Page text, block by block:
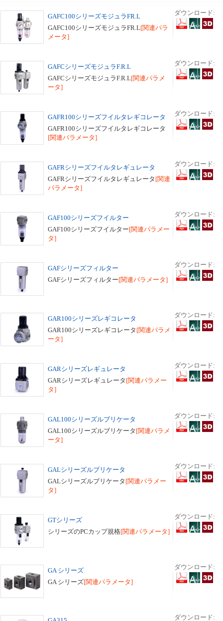
GAFC100シリーズモジュラFR.L
GAFC100シリーズモジュラFR.L[関連パラ
メータ]
ダウンロード:
GAFCシリーズモジュラF.R.L
GAFCシリーズモジュラF.R.L[関連パラメ
ータ]
ダウンロード:
GAFR100シリーズフイルタレギコレータ
GAFR100シリーズフイルタレギコレータ
[関連パラメータ]
ダウンロード:
GAFRシリーズフイルタレギュレータ
GAFRシリーズフイルタレギュレータ [関連
パラメータ]
ダウンロード:
GAF100シリーズフイルター
GAF100シリーズフイルター[関連パラメー
タ]
ダウンロード:
GAFシリーズフィルター
GAFシリーズフィルター[関連パラメータ]
ダウンロード:
GAR100シリーズレギコレータ
GAR100シリーズレギコレータ [関連パラメ
ータ]
ダウンロード:
GARシリーズレギュレータ
GARシリーズレギュレータ [関連パラメー
タ]
ダウンロード:
GAL100シリーズルブリケータ
GAL100シリーズルブリケータ [関連パラメ
ータ]
ダウンロード:
GALシリーズルブリケータ
GALシリーズルブリケータ [関連パラメー
タ]
ダウンロード:
GTシリーズ
シリーズのPCカップ規格[関連パラメータ]
ダウンロード:
GA シリーズ
GA シリーズ[関連パラメータ]
ダウンロード:
ダウンロード: